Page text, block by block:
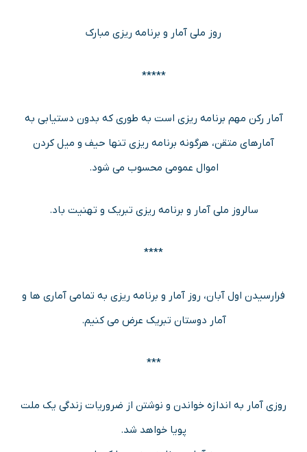
روز ملی آمار و برنامه ریزی مبارک
*****
آمار رکن مهم برنامه ریزی است به طوری که بدون دستیابی به
آمارهای متقن، هرگونه برنامه ریزی تنها حیف و میل کردن
اموال عمومی محسوب می شود.
سالروز ملی آمار و برنامه ریزی تبریک و تهنیت باد.
****
فرارسیدن اول آبان، روز آمار و برنامه ریزی به تمامی آماری ها و
آمار دوستان تبریک عرض می کنیم.
***
روزی آمار به اندازه خواندن و نوشتن از ضروریات زندگی یک ملت
پویا خواهد شد.